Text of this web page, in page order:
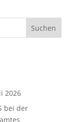
2026
bei der